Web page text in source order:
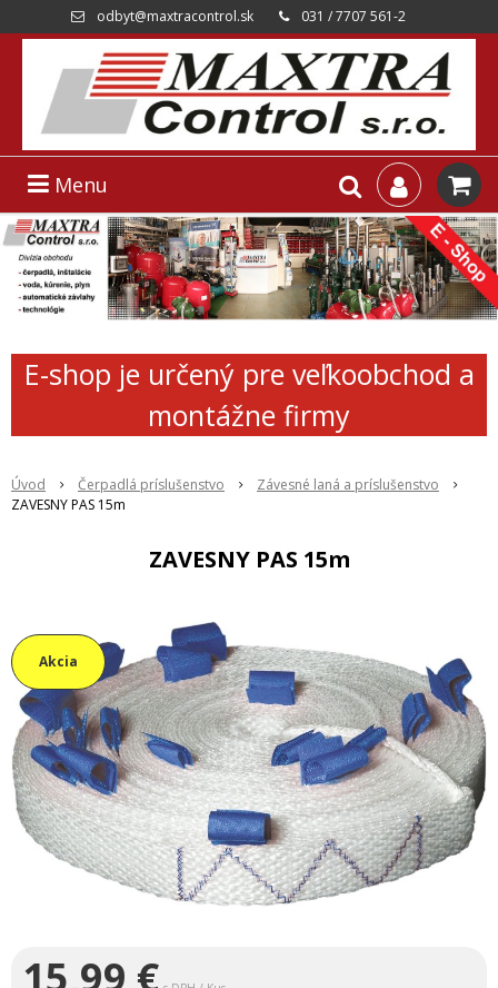
odbyt@maxtracontrol.sk 031 / 7707 561-2
Menu
E-shop je určený pre veľkoobchod a
montážne firmy
Úvod Čerpadlá príslušenstvo
Závesné laná a príslušenstvo
ZAVESNY PAS 15m
ZAVESNY PAS 15m
Akcia
15,99 €